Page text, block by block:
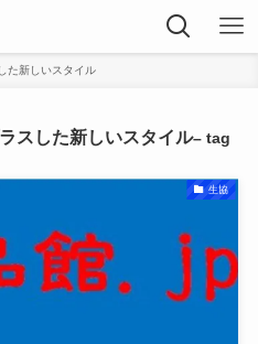
た新しいスタイル
スした新しいスタイル– tag
生協